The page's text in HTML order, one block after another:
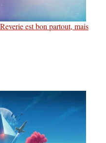
est bon partout, mais